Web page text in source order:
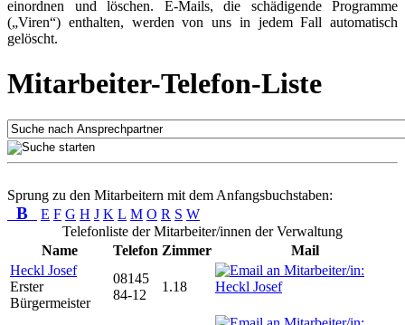
einordnen und löschen. E-Mails, die schädigende Programme
(„Viren“) enthalten, werden von uns in jedem Fall automatisch
gelöscht.
Mitarbeiter-Telefon-Liste
Sprung zu den Mitarbeitern mit dem Anfangsbuchstaben:
B E F G H J K L M O R S W
Telefonliste der Mitarbeiter/innen der Verwaltung
Name
Telefon Zimmer
Mail
Heckl Josef
Erster
Bürgermeister
08145
84-12
1.18